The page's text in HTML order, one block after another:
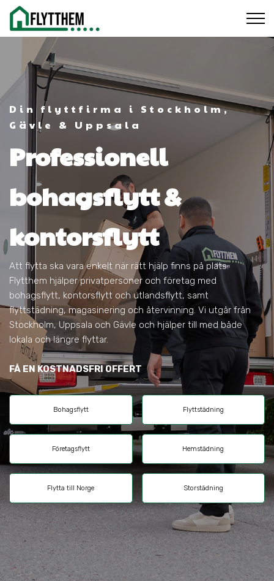
Din flyttfirma i Stockholm,
Gävle & Uppsala
Professionell
bohagsflytt &
kontorsflytt
Att flytta ska vara enkelt när rätt hjälp finns på plats.
Flytthem hjälper privatpersoner och företag med
bohagsflytt, kontorsflytt och utlandsflytt, samt
flyttstädning, magasinering och återvinning. Vi utgår från
Stockholm, Uppsala och Gävle och hjälper till med både
lokala och längre flyttar.
FÅ EN KOSTNADSFRI OFFERT
Bohagsflytt Flyttstädning
Företagsflytt Hemstädning
Flytta till Norge Storstädning